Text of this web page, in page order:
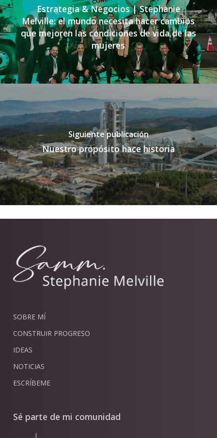
Estrategia & Negocios | Stephanie
Melville: el mundo necesita hacer cambios
que mejoren las condiciones de vida de las
mujeres
Siguiente publicación
Nuestro propósito hace historia
SOBRE MÍ
CONSTRUIR PROGRESO
IDEAS
NOTICIAS
ESCRÍBEME
Sé parte de mi comunidad